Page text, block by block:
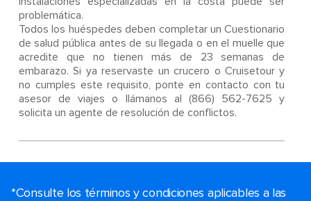
problemática.
Todos los huéspedes deben completar un Cuestionario
de salud pública antes de su llegada o en el muelle que
acredite que no tienen más de 23 semanas de
embarazo. Si ya reservaste un crucero o Cruisetour y
no cumples este requisito, ponte en contacto con tu
asesor de viajes o llámanos al (866) 562-7625 y
solicita un agente de resolución de conflictos.
*Consulte los términos y condiciones aplicables a las